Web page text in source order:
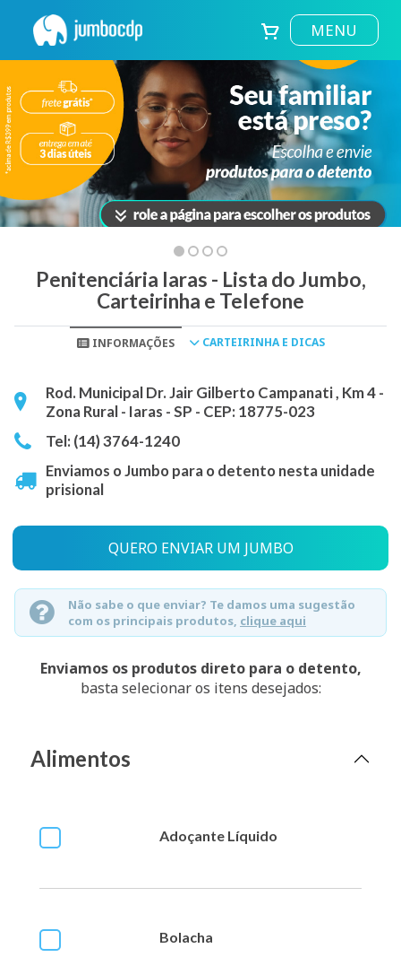
MENU
Penitenciária Iaras - Lista do Jumbo,
Carteirinha e Telefone
INFORMAÇÕES CARTEIRINHA E DICAS
Rod. Municipal Dr. Jair Gilberto Campanati , Km 4 -
Zona Rural - Iaras - SP - CEP: 18775-023
Tel: (14) 3764-1240
Enviamos o Jumbo para o detento nesta unidade
prisional
QUERO ENVIAR UM JUMBO
Não sabe o que enviar? Te damos uma sugestão
com os principais produtos, clique aqui
Enviamos os produtos direto para o detento,
basta selecionar os itens desejados:
Alimentos
Adoçante Líquido
Bolacha